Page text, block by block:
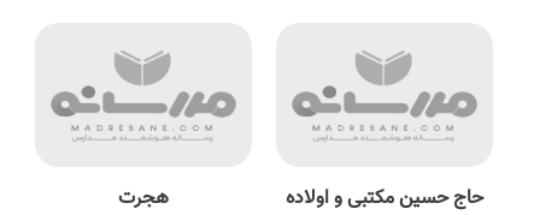
حاج حسین مکتبی و اولاده هجرت